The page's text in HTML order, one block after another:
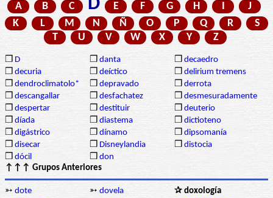
A B C D E F G H I
J
K
L M N Ñ O P Q R
S
T
U V W X Y Z
❒ D ❒ danta ❒ decaedro
❒ decuria ❒ deíctico ❒ delirium tremens
❒ dendroclimatolo* ❒ depravado ❒ derrota
❒ descangallar ❒ desfachatez ❒ desmesuradamente
❒ despertar ❒ destituir ❒ deuterio
❒ díada ❒ diastema ❒ dictioteno
❒ digástrico ❒ dínamo ❒ dipsomanía
❒ disecar ❒ Disneylandia ❒ distocia
❒ dócil ❒ don
↑↑↑ Grupos Anteriores
➳ dote ➳ dovela
✰ doxología